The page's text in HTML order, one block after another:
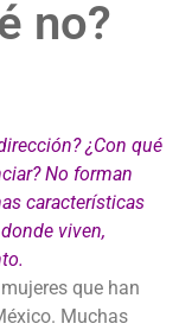
no?
¿Con qué
No forman
características
viven,
que han
Muchas